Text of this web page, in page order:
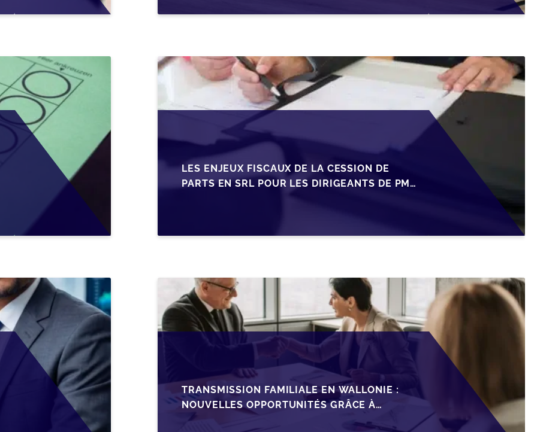
LES ENJEUX FISCAUX DE LA CESSION DE
PARTS EN SRL POUR LES DIRIGEANTS DE PME
TRANSMISSION FAMILIALE EN WALLONIE :
NOUVELLES OPPORTUNITÉS GRÂCE À
L’AJUSTEMENT FISCAL